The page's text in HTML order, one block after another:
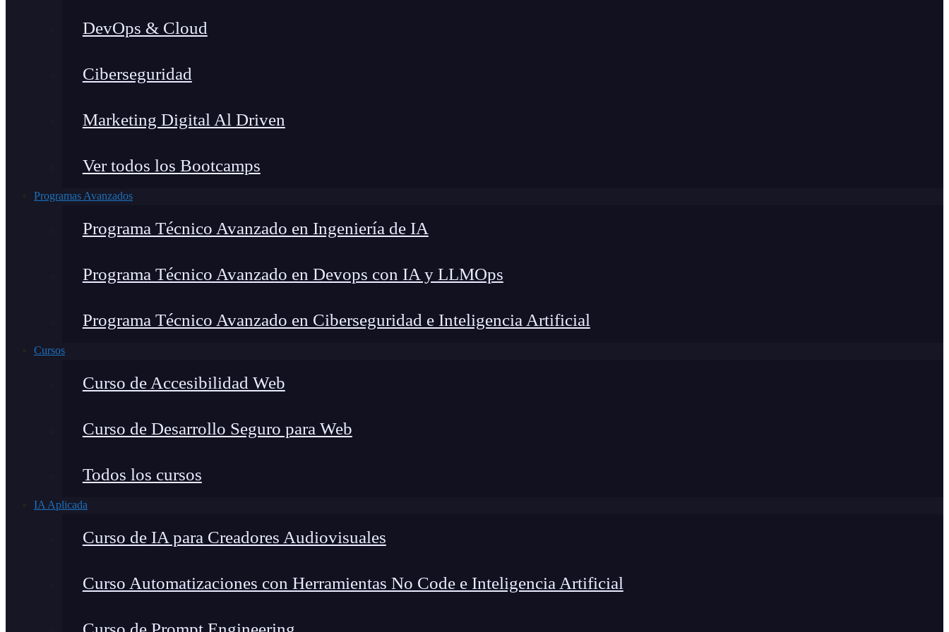
DevOps & Cloud
Ciberseguridad
Marketing Digital Al Driven
Ver todos los Bootcamps
Programas Avanzados
Programa Técnico Avanzado en Ingeniería de IA
Programa Técnico Avanzado en Devops con IA y LLMOps
Programa Técnico Avanzado en Ciberseguridad e Inteligencia Artificial
Cursos
Curso de Accesibilidad Web
Curso de Desarrollo Seguro para Web
Todos los cursos
IA Aplicada
Curso de IA para Creadores Audiovisuales
Curso Automatizaciones con Herramientas No Code e Inteligencia Artificial